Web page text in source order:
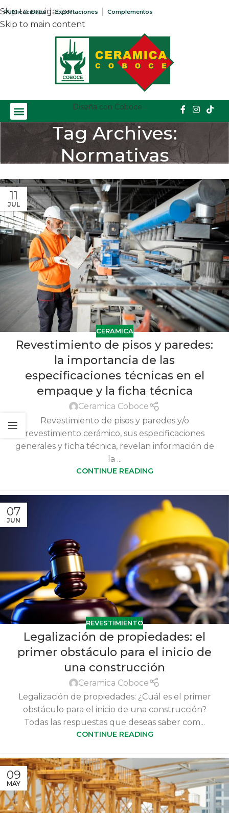
Skip to navigation
Skip to main content
Publicaciones Exportaciones Complementos
Diseña con Coboce
Tag Archives:
Normativas
11
JUL
CERAMICA
Revestimiento de pisos y paredes:
la importancia de las
especificaciones técnicas en el
empaque y la ficha técnica
Ceramica Coboce
Revestimiento de pisos y paredes y/o
revestimiento cerámico, sus especificaciones
generales y ficha técnica, revelan información de
la ...
CONTINUE READING
07
JUN
REVESTIMIENTO
Legalización de propiedades: el
primer obstáculo para el inicio de
una construcción
Ceramica Coboce
Legalización de propiedades: ¿Cuál es el primer
obstáculo para el inicio de una construcción?
Todas las respuestas que deseas saber com...
CONTINUE READING
09
MAY